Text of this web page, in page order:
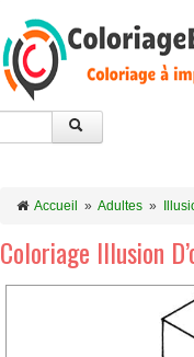
Accueil » Adultes »
Coloriage Illusion